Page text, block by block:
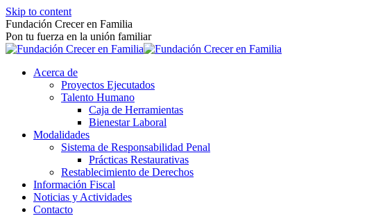
Skip to content
Fundación Crecer en Familia
Pon tu fuerza en la unión familiar
Acerca de
Proyectos Ejecutados
Talento Humano
Caja de Herramientas
Bienestar Laboral
Modalidades
Sistema de Responsabilidad Penal
Prácticas Restaurativas
Restablecimiento de Derechos
Información Fiscal
Noticias y Actividades
Contacto